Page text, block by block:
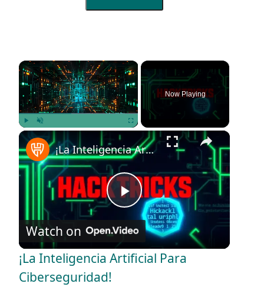
×
Play Unmute Fullscreen
Now Playing
×
P
l
¡La Inteligencia Artificial Para Ciberseguridad!
Watch on
¡La Inteligencia Artificial Para
Ciberseguridad!